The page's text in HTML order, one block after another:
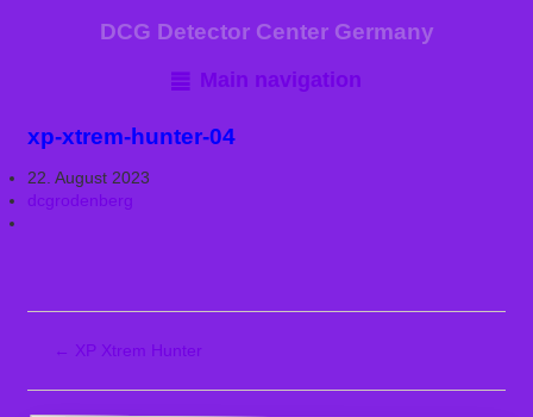
DCG Detector Center Germany
Main navigation
xp-xtrem-hunter-04
22. August 2023
dcgrodenberg
← XP Xtrem Hunter